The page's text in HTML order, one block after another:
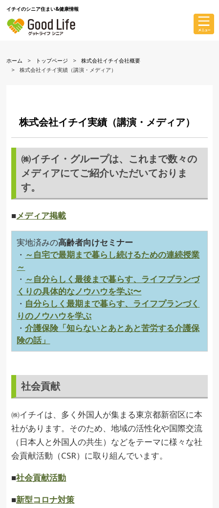
イチイのシニア住まい&健康情報
ホーム トップページ
株式会社イチイ会社概要
株式会社イチイ実績（講演・メディア）
株式会社イチイ実績（講演・メディア）
㈱イチイ・グループは、これまで数々の
メディアにてご紹介いただいておりま
す。
■メディア掲載
実地済みの高齢者向けセミナー
・ ～自宅で最期まで暮らし続けるための連続授業
～
・ ～自分らしく最後まで暮らす、ライフプランづ
くりの具体的なノウハウを学ぶ〜
・ 自分らしく最期まで暮らす、ライフプランづく
りのノウハウを学ぶ
・介護保険「知らないとあとあと苦労する介護保
険の話」
社会貢献
㈱イチイは、多く外国人が集まる東京都新宿区に本
社があります。そのため、地域の活性化や国際交流
（日本人と外国人の共生）などをテーマに様々な社
会貢献活動（CSR）に取り組んでいます。
■社会貢献活動
■新型コロナ対策